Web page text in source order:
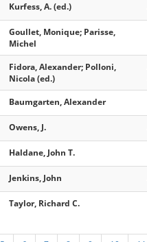
Kurfess, A. (ed.)
Goullet, Monique; Parisse,
Michel
Fidora, Alexander; Polloni,
Nicola (ed.)
Baumgarten, Alexander
Owens, J.
Haldane, John T.
Jenkins, John
Taylor, Richard C.